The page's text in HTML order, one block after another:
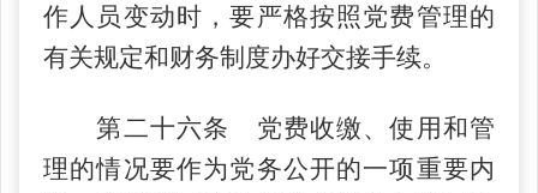
作人员变动时，要严格按照党费管理的
有关规定和财务制度办好交接手续。
第二十六条 党费收缴、使用和管
理的情况要作为党务公开的一项重要内